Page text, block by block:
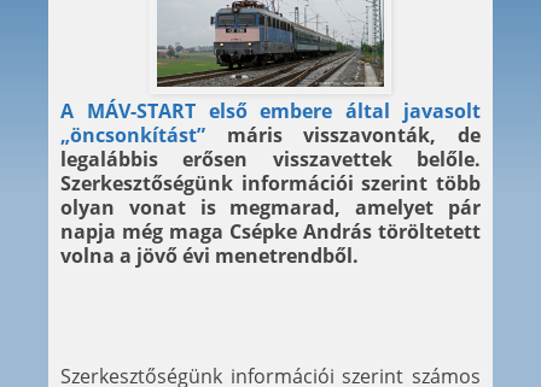
A MÁV-START első embere által javasolt
„öncsonkítást” máris visszavonták, de
legalábbis erősen visszavettek belőle.
Szerkesztőségünk információi szerint több
olyan vonat is megmarad, amelyet pár
napja még maga Csépke András töröltetett
volna a jövő évi menetrendből.
Szerkesztőségünk információi szerint számos